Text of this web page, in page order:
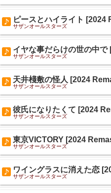
ピースとハイライト [2024
サザンオールスターズ
イヤな事だらけの世の中
サザンオールスターズ
天井棧敷の怪人 [2024
サザンオールスターズ
彼氏になりたくて [2024
サザンオールスターズ
東京VICTORY [2024
サザンオールスターズ
ワイングラスに消えた恋
サザンオールスターズ